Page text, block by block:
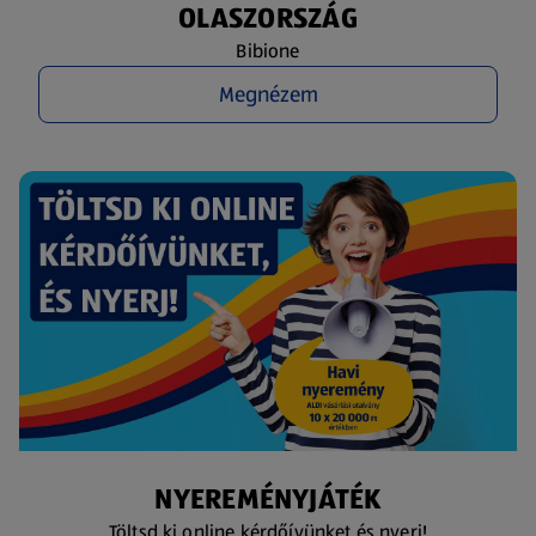
OLASZORSZÁG
Bibione
Megnézem
NYEREMÉNYJÁTÉK